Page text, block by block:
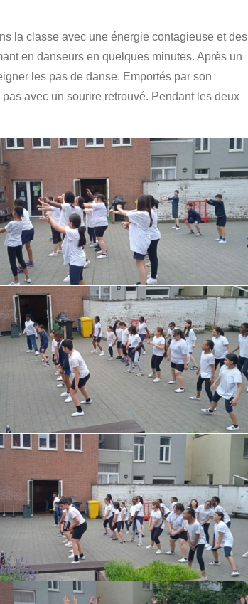
la classe avec une énergie contagieuse et des
en danseurs en quelques minutes. Après un
les pas de danse. Emportés par son
avec un sourire retrouvé. Pendant les deux